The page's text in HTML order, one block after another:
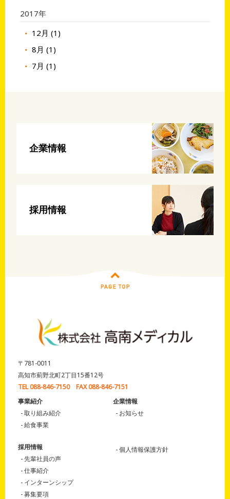
2017年
12月 (1)
8月 (1)
7月 (1)
企業情報
採用情報
〒781-0011
高知市薊野北町2丁目15番12号
TEL 088-846-7150 FAX 088-846-7151
事業紹介
取り組み紹介
給食事業
企業情報
お知らせ
採用情報
先輩社員の声
仕事紹介
インターンシップ
募集要項
個人情報保護方針